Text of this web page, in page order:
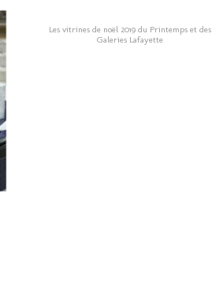
Les vitrines de noël 2019 du Printemps et des
Galeries Lafayette